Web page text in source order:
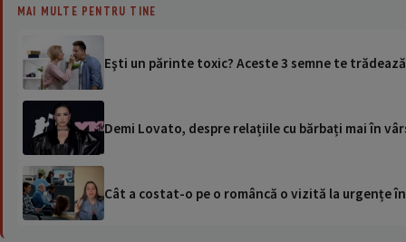
MAI MULTE PENTRU TINE
Eşti un părinte toxic? Aceste 3 semne te
Demi Lovato, despre relațiile cu bărbați mai în
Cât a costat-o pe o româncă o vizită la urgențe